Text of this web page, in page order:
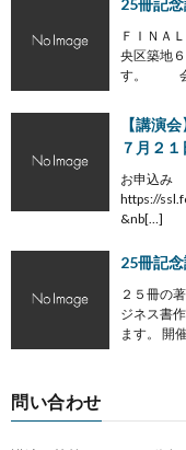
25冊記
ＦＩＮＡ
央区築地
す。
【講演
７月２１
お申込み
https://
&nb[…]
25冊記
２５冊の
ジネス書
ます。 開
問い合わせ